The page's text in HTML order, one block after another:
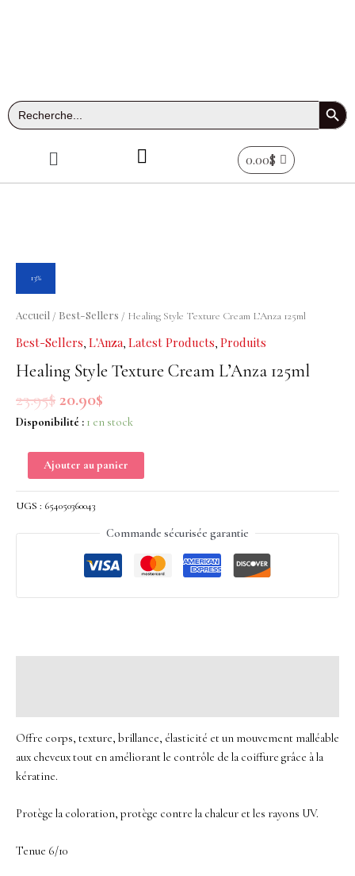
Search
for:
Search Button
Menu 0.00$
13%
Accueil / Best-Sellers / Healing Style Texture Cream L’Anza 125ml
Best-Sellers, L'Anza, Latest Products, Produits
Healing Style Texture Cream L’Anza 125ml
23.95$
initial
23.95$.
20.90$
actuel
est :
20.90$.
Disponibilité : 1 en stock
Healing
Texture
Cream
125ml
Ajouter au panier
UGS : 654050360043
Commande sécurisée garantie
Offre corps, texture, brillance, élasticité et un mouvement malléable
aux cheveux tout en améliorant le contrôle de la coiffure grâce à la
kératine.
Protège la coloration, protège contre la chaleur et les rayons UV.
Tenue 6/10